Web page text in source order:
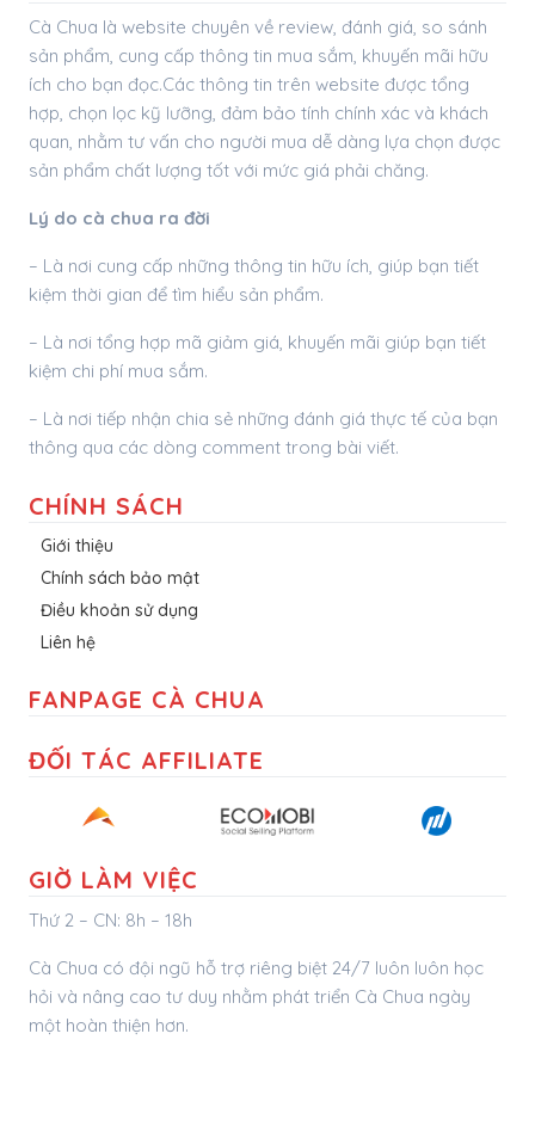
Cà Chua là website chuyên về review, đánh giá, so sánh
sản phẩm, cung cấp thông tin mua sắm, khuyến mãi hữu
ích cho bạn đọc.Các thông tin trên website được tổng
hợp, chọn lọc kỹ lưỡng, đảm bảo tính chính xác và khách
quan, nhằm tư vấn cho người mua dễ dàng lựa chọn được
sản phẩm chất lượng tốt với mức giá phải chăng.
Lý do cà chua ra đời
– Là nơi cung cấp những thông tin hữu ích, giúp bạn tiết
kiệm thời gian để tìm hiểu sản phẩm.
– Là nơi tổng hợp mã giảm giá, khuyến mãi giúp bạn tiết
kiệm chi phí mua sắm.
– Là nơi tiếp nhận chia sẻ những đánh giá thực tế của bạn
thông qua các dòng comment trong bài viết.
CHÍNH SÁCH
Giới thiệu
Chính sách bảo mật
Điều khoản sử dụng
Liên hệ
FANPAGE CÀ CHUA
ĐỐI TÁC AFFILIATE
GIỜ LÀM VIỆC
Thứ 2 – CN: 8h – 18h
Cà Chua có đội ngũ hỗ trợ riêng biệt 24/7 luôn luôn học
hỏi và nâng cao tư duy nhằm phát triển Cà Chua ngày
một hoàn thiện hơn.